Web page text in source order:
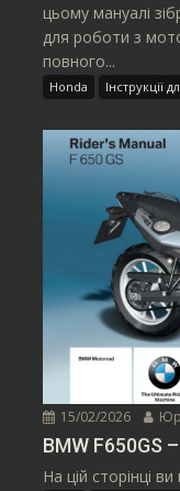
цьому мануалі
для роботи з
повного...
Honda Інструкції
15/02/2026
BMW F650GS
На цій сторінці